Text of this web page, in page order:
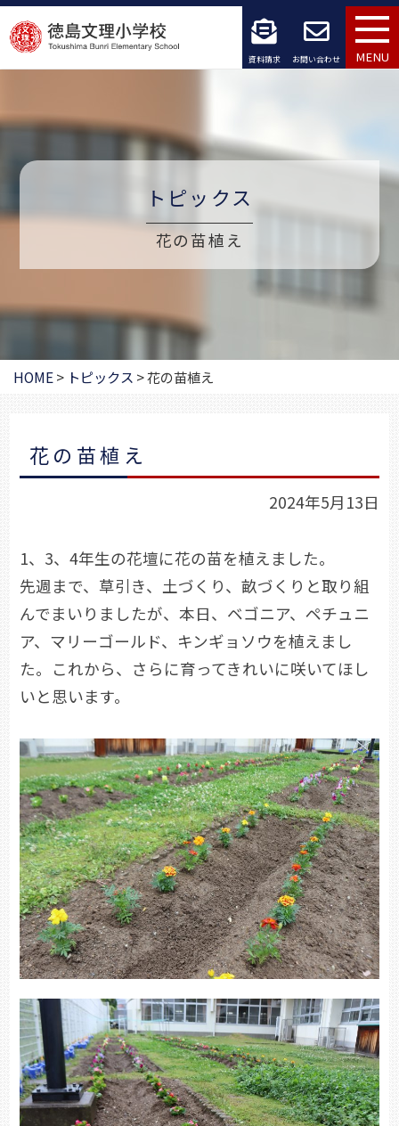
コ
ン
ン
ツ
ス
資料請求 お問い合わせ MENU
トピックス
花の苗植え
HOME> トピックス >花の苗植え
花の苗植え
2024年5月13日
1、3、4年生の花壇に花の苗を植えました。
先週まで、草引き、土づくり、畝づくりと取り組
んでまいりましたが、本日、ベゴニア、ペチュニ
ア、マリーゴールド、キンギョソウを植えまし
た。これから、さらに育ってきれいに咲いてほし
いと思います。